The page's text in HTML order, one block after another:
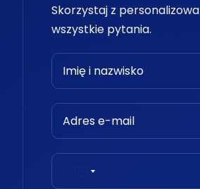
Skorzystaj z
wszystkie pytania.